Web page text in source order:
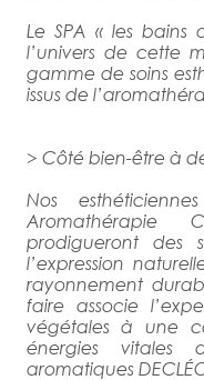
Le SPA « les bains
l’univers de cette
gamme de soins
issus de
> Côté bien-être à
Nos
Aromathérapie
prodigueront des
l’expression
rayonnement
faire associe
végétales à une
énergies vitales
aromatiques